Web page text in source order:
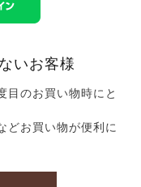
いお客様
目のお買い物時にと
どお買い物が便利に